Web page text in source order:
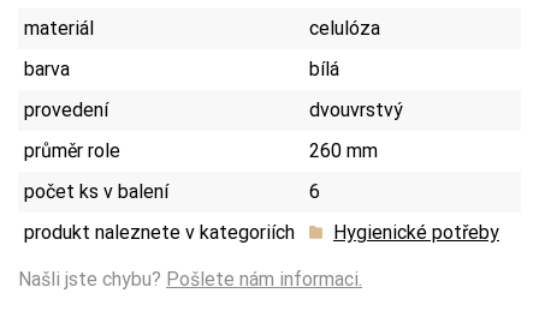
materiál
celulóza
barva
bílá
provedení
dvouvrstvý
průměr role
260 mm
počet ks v balení
6
produkt naleznete v kategoriích
Hygienické potřeby
Našli jste chybu? Pošlete nám informaci.